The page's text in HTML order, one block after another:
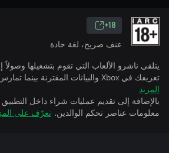
18+
عنف صريح، لغة حادة
يتلقى ناشرو الألعاب التي تقوم بتشغيلها
تعريفك في Xbox والبيانات المقترنة بينما تمارس الألعاب.
المزيد
بالإضافة إلى تقديم عمليات شراء داخل التطبيق
معلومات عناصر تحكم الوالدين. تعرّف على